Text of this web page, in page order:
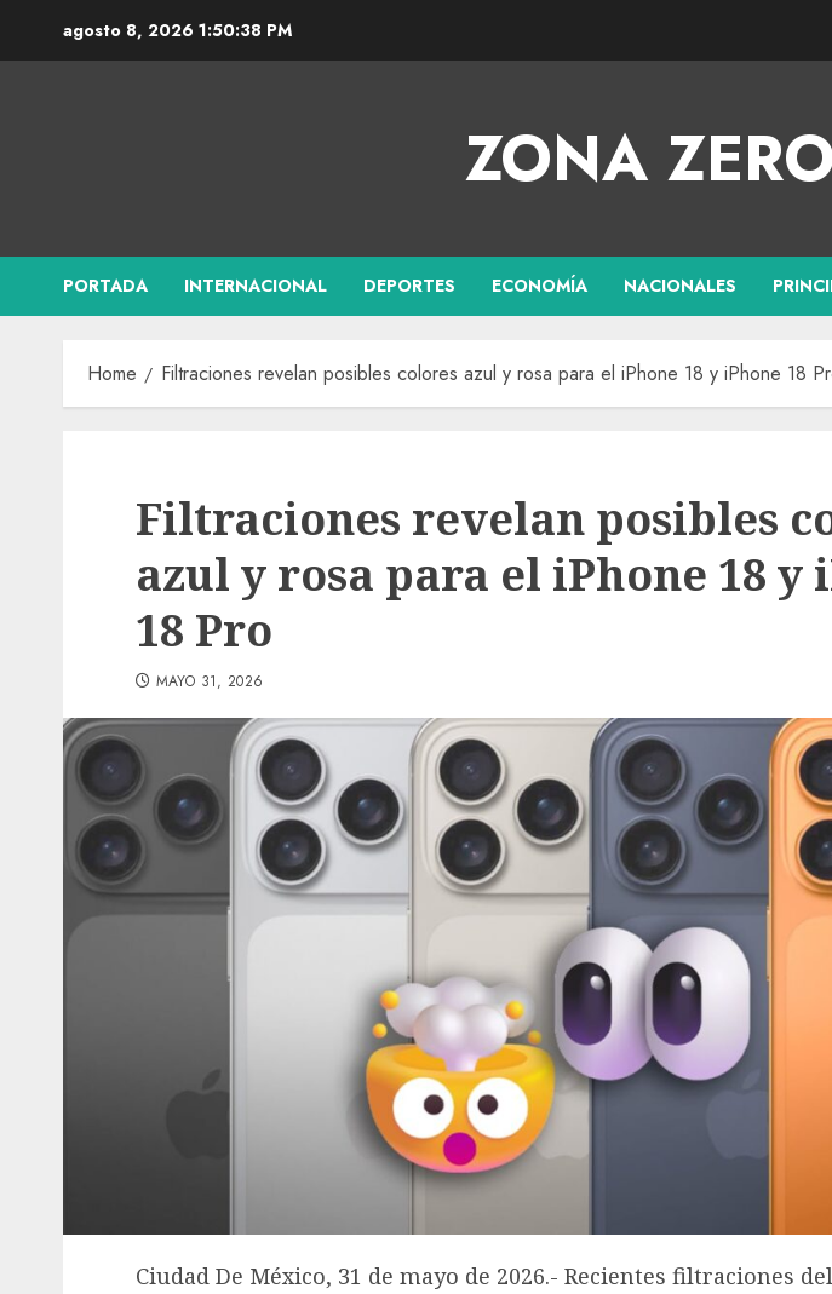
agosto 8, 2026 1:50:39 PM
ZONA
PORTADA INTERNACIONAL DEPORTES ECONOMÍA NACIONALES
Home Filtraciones revelan posibles colores azul y rosa para el iPhone 18 y iPhone 18
Filtraciones revelan posibles
azul y rosa para el iPhone 18 y
18 Pro
MAYO 31, 2026
Ciudad De México, 31 de mayo de 2026.- Recientes filtraciones